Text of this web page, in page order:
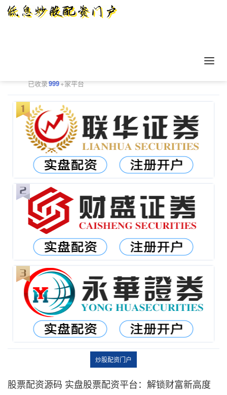
已收录999+家平台
炒股配资门户
股票配资源码 实盘股票配资平台：解锁财富新高度